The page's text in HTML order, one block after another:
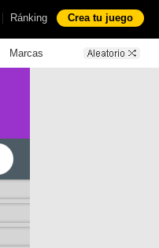
| Ránking Crea tu juego
Marcas